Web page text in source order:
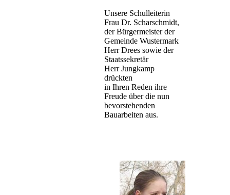
Unsere Schulleiterin
Frau Dr. Scharschmidt,
der Bürgermeister der
Gemeinde Wustermark
Herr Drees sowie der
Staatssekretär
Herr Jungkamp
drückten
in Ihren Reden ihre
Freude über die nun
bevorstehenden
Bauarbeiten aus.